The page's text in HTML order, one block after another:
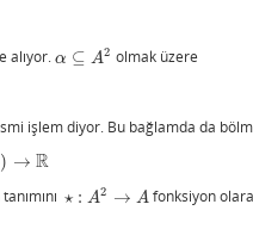
alıyor. α ⊆ A2
α⊆A 2
olmak üzere
işlem diyor. Bu bağlamda da
) → R
R
⋆ : A2 → A
⋆ A 2→ A fonksiyon